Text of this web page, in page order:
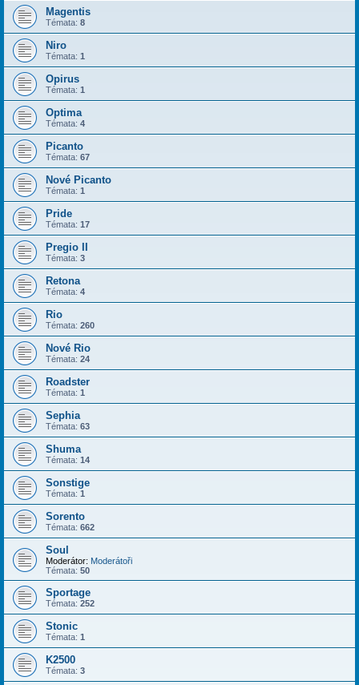
Magentis
Témata: 8
Niro
Témata: 1
Opirus
Témata: 1
Optima
Témata: 4
Picanto
Témata: 67
Nové Picanto
Témata: 1
Pride
Témata: 17
Pregio II
Témata: 3
Retona
Témata: 4
Rio
Témata: 260
Nové Rio
Témata: 24
Roadster
Témata: 1
Sephia
Témata: 63
Shuma
Témata: 14
Sonstige
Témata: 1
Sorento
Témata: 662
Soul
Moderátor: Moderátoři
Témata: 50
Sportage
Témata: 252
Stonic
Témata: 1
K2500
Témata: 3